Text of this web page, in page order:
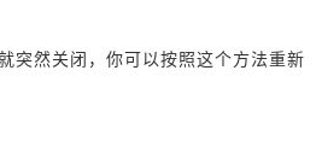
突然关闭，你可以按照这个方法重新